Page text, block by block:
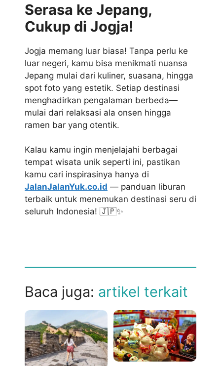
Serasa ke Jepang,
Cukup di Jogja!
Jogja memang luar biasa! Tanpa perlu ke
luar negeri, kamu bisa menikmati nuansa
Jepang mulai dari kuliner, suasana, hingga
spot foto yang estetik. Setiap destinasi
menghadirkan pengalaman berbeda—
mulai dari relaksasi ala onsen hingga
ramen bar yang otentik.
Kalau kamu ingin menjelajahi berbagai
tempat wisata unik seperti ini, pastikan
kamu cari inspirasinya hanya di
JalanJalanYuk.co.id — panduan liburan
terbaik untuk menemukan destinasi seru di
seluruh Indonesia! 🇯🇵✨
Baca juga: artikel terkait